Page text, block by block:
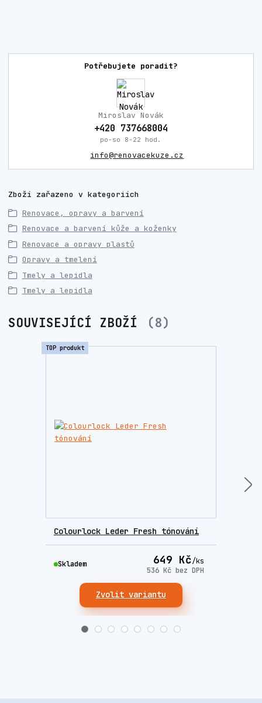
Potřebujete poradit?
Miroslav Novák
+420 737668004
po-so 8-22 hod.
info@renovacekuze.cz
Zboží zařazeno v kategoriích
Renovace, opravy a barvení
Renovace a barvení kůže a koženky
Renovace a opravy plastů
Opravy a tmelení
Tmely a lepidla
Tmely a lepidla
SOUVISEJÍCÍ ZBOŽÍ 8
TOP produkt
Colourlock Leder Fresh tónování
649 Kč/ks
536 Kč bez DPH
Skladem
Zvolit variantu